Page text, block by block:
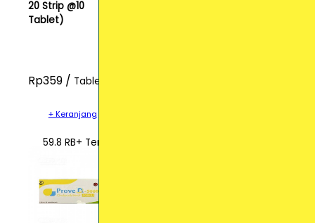
20 Strip @10
Tablet)
Rp359 / Tablet
+ Keranjang
59.8 RB+ Terjual